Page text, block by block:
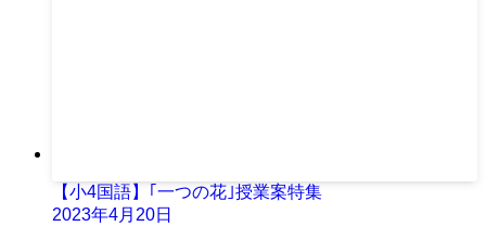
【小4国語】｢一つの花｣授業案特集
2023年4月20日